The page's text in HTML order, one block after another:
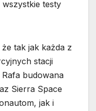
wszystkie testy
tak jak każda z
stacji
budowana
Sierra Space
jak i